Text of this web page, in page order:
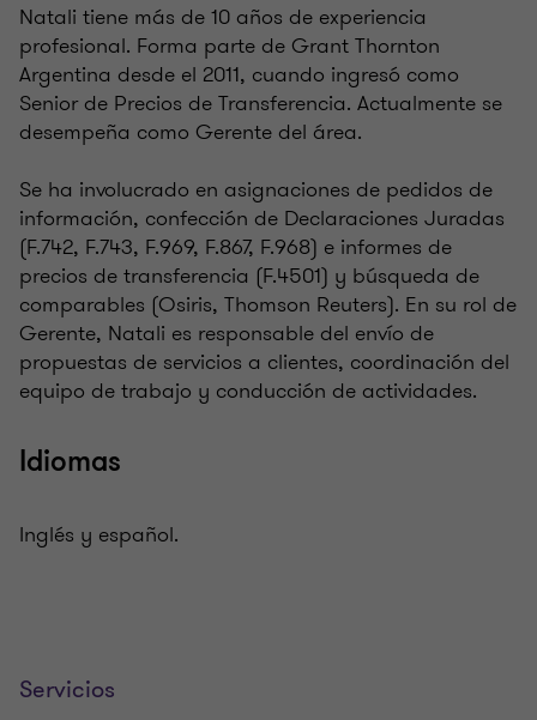
Natali tiene más de 10 años de experiencia
profesional. Forma parte de Grant Thornton
Argentina desde el 2011, cuando ingresó como
Senior de Precios de Transferencia. Actualmente se
desempeña como Gerente del área.
Se ha involucrado en asignaciones de pedidos de
información, confección de Declaraciones Juradas
(F.742, F.743, F.969, F.867, F.968) e informes de
precios de transferencia (F.4501) y búsqueda de
comparables (Osiris, Thomson Reuters). En su rol de
Gerente, Natali es responsable del envío de
propuestas de servicios a clientes, coordinación del
equipo de trabajo y conducción de actividades.
Idiomas
Inglés y español.
Servicios